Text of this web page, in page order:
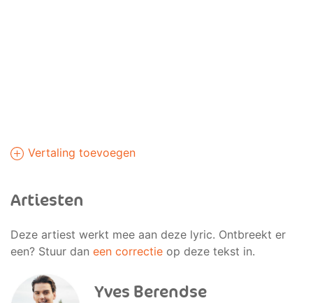
Vertaling toevoegen
Artiesten
Deze artiest werkt mee aan deze lyric. Ontbreekt er
een? Stuur dan een correctie op deze tekst in.
Yves Berendse